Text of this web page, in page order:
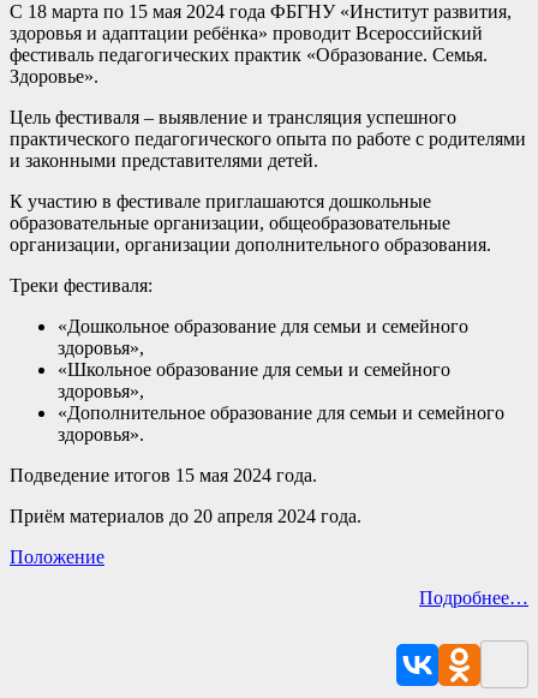
С 18 марта по 15 мая 2024 года ФБГНУ «Институт развития,
здоровья и адаптации ребёнка» проводит Всероссийский
фестиваль педагогических практик «Образование. Семья.
Здоровье».
Цель фестиваля – выявление и трансляция успешного
практического педагогического опыта по работе с родителями
и законными представителями детей.
К участию в фестивале приглашаются дошкольные
образовательные организации, общеобразовательные
организации, организации дополнительного образования.
Треки фестиваля:
«Дошкольное образование для семьи и семейного
здоровья»,
«Школьное образование для семьи и семейного
здоровья»,
«Дополнительное образование для семьи и семейного
здоровья».
Подведение итогов 15 мая 2024 года.
Приём материалов до 20 апреля 2024 года.
Положение
Подробнее…